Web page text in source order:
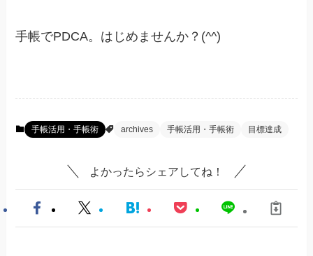
手帳でPDCA。はじめませんか？(^^)
手帳活用・手帳術 archives 手帳活用・手帳術 目標達成
よかったらシェアしてね！